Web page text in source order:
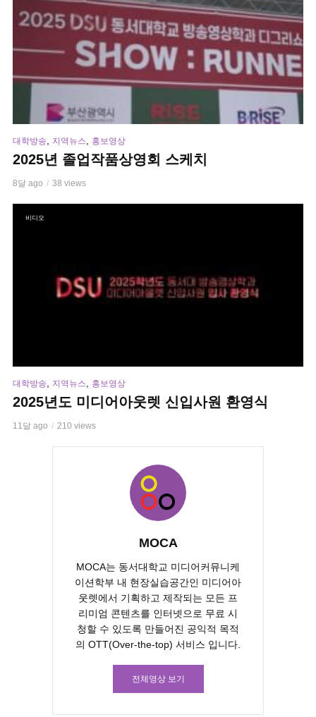
대학방송 지역뉴스 홍보영상
2025년 졸업작품상영회 스케치
8달 ago 38 views
비디오
대학방송 지역뉴스 홍보영상
2025년도 미디어아웃렛 신입사원 환영식
11달 ago 210 views
MOCA
MOCA는 동서대학교 미디어커뮤니케
이션학부 내 현장실습공간인 미디어아
웃렛에서 기획하고 제작되는 모든 프
리미엄 콘텐츠를 인터넷으로 무료 시
청할 수 있도록 만들어진 공익적 목적
의 OTT(Over-the-top) 서비스 입니다.
전체영상 보기